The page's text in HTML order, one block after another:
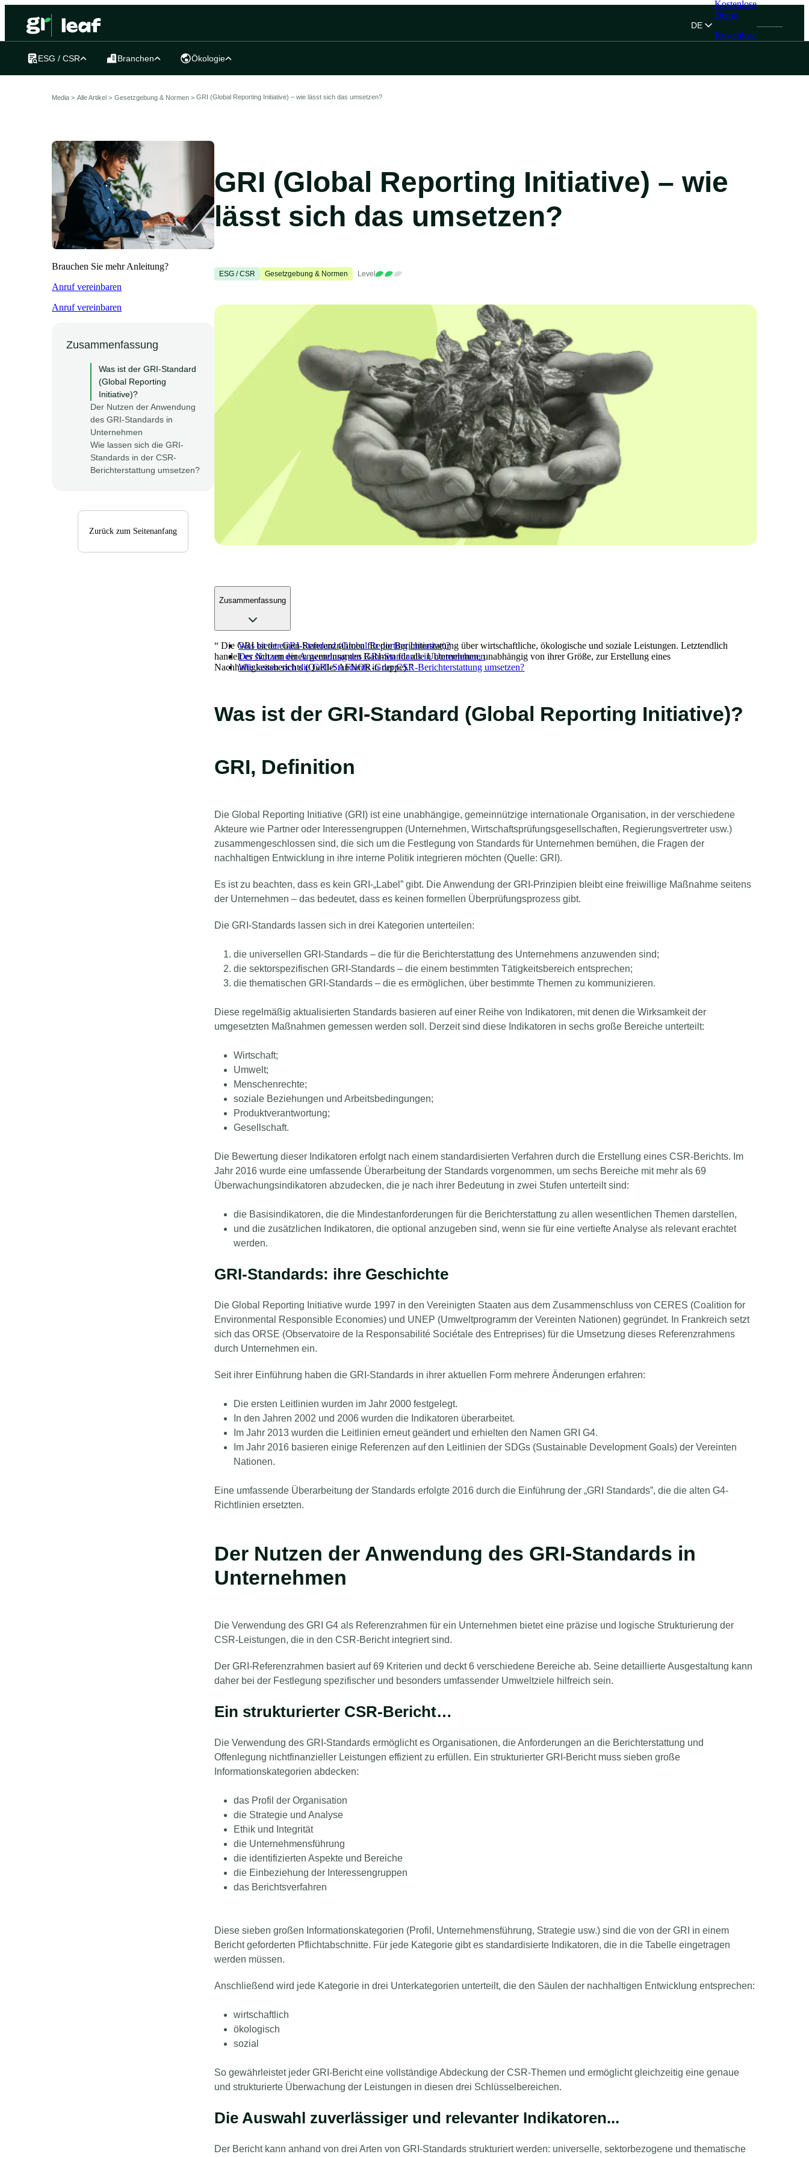
DE
Kostenlose
Demo
Kostenlose
ESG / CSR Branchen Ökologie
Media > Alle Artikel > Gesetzgebung & Normen > GRI (Global Reporting Initiative) – wie lässt sich das umsetzen?
Brauchen Sie mehr Anleitung?
Anruf vereinbaren
Anruf vereinbaren
Zusammenfassung
Was ist der GRI-Standard
(Global Reporting
Initiative)?
Der Nutzen der Anwendung
des GRI-Standards in
Unternehmen
Wie lassen sich die GRI-
Standards in der CSR-
Berichterstattung umsetzen?
Zurück zum Seitenanfang
GRI (Global Reporting Initiative) – wie
lässt sich das umsetzen?
ESG / CSR Gesetzgebung & Normen Level
Zusammenfassung
Was ist der GRI-Standard (Global Reporting Initiative)?
Der Nutzen der Anwendung des GRI-Standards in Unternehmen
Wie lassen sich die GRI-Standards in der CSR-Berichterstattung umsetzen?
“ Die GRI bietet einen Referenzrahmen für die Berichterstattung über wirtschaftliche, ökologische und soziale Leistungen. Letztendlich
handelt es sich um einen gemeinsamen Rahmen für alle Unternehmen, unabhängig von ihrer Größe, zur Erstellung eines
Nachhaltigkeitsberichts (Quelle: AFNOR-Gruppe).”
Was ist der GRI-Standard (Global Reporting Initiative)?
GRI, Definition
Die Global Reporting Initiative (GRI) ist eine unabhängige, gemeinnützige internationale Organisation, in der verschiedene
Akteure wie Partner oder Interessengruppen (Unternehmen, Wirtschaftsprüfungsgesellschaften, Regierungsvertreter usw.)
zusammengeschlossen sind, die sich um die Festlegung von Standards für Unternehmen bemühen, die Fragen der
nachhaltigen Entwicklung in ihre interne Politik integrieren möchten (Quelle: GRI).
Es ist zu beachten, dass es kein GRI-„Label” gibt. Die Anwendung der GRI-Prinzipien bleibt eine freiwillige Maßnahme seitens
der Unternehmen – das bedeutet, dass es keinen formellen Überprüfungsprozess gibt.
Die GRI-Standards lassen sich in drei Kategorien unterteilen:
die universellen GRI-Standards – die für die Berichterstattung des Unternehmens anzuwenden sind;
die sektorspezifischen GRI-Standards – die einem bestimmten Tätigkeitsbereich entsprechen;
die thematischen GRI-Standards – die es ermöglichen, über bestimmte Themen zu kommunizieren.
Diese regelmäßig aktualisierten Standards basieren auf einer Reihe von Indikatoren, mit denen die Wirksamkeit der
umgesetzten Maßnahmen gemessen werden soll. Derzeit sind diese Indikatoren in sechs große Bereiche unterteilt:
Wirtschaft;
Umwelt;
Menschenrechte;
soziale Beziehungen und Arbeitsbedingungen;
Produktverantwortung;
Gesellschaft.
Die Bewertung dieser Indikatoren erfolgt nach einem standardisierten Verfahren durch die Erstellung eines CSR-Berichts. Im
Jahr 2016 wurde eine umfassende Überarbeitung der Standards vorgenommen, um sechs Bereiche mit mehr als 69
Überwachungsindikatoren abzudecken, die je nach ihrer Bedeutung in zwei Stufen unterteilt sind:
die Basisindikatoren, die die Mindestanforderungen für die Berichterstattung zu allen wesentlichen Themen darstellen,
und die zusätzlichen Indikatoren, die optional anzugeben sind, wenn sie für eine vertiefte Analyse als relevant erachtet
werden.
GRI-Standards: ihre Geschichte
Die Global Reporting Initiative wurde 1997 in den Vereinigten Staaten aus dem Zusammenschluss von CERES (Coalition for
Environmental Responsible Economies) und UNEP (Umweltprogramm der Vereinten Nationen) gegründet. In Frankreich setzt
sich das ORSE (Observatoire de la Responsabilité Sociétale des Entreprises) für die Umsetzung dieses Referenzrahmens
durch Unternehmen ein.
Seit ihrer Einführung haben die GRI-Standards in ihrer aktuellen Form mehrere Änderungen erfahren:
Die ersten Leitlinien wurden im Jahr 2000 festgelegt.
In den Jahren 2002 und 2006 wurden die Indikatoren überarbeitet.
Im Jahr 2013 wurden die Leitlinien erneut geändert und erhielten den Namen GRI G4.
Im Jahr 2016 basieren einige Referenzen auf den Leitlinien der SDGs (Sustainable Development Goals) der Vereinten
Nationen.
Eine umfassende Überarbeitung der Standards erfolgte 2016 durch die Einführung der „GRI Standards”, die die alten G4-
Richtlinien ersetzten.
Der Nutzen der Anwendung des GRI-Standards in
Unternehmen
Die Verwendung des GRI G4 als Referenzrahmen für ein Unternehmen bietet eine präzise und logische Strukturierung der
CSR-Leistungen, die in den CSR-Bericht integriert sind.
Der GRI-Referenzrahmen basiert auf 69 Kriterien und deckt 6 verschiedene Bereiche ab. Seine detaillierte Ausgestaltung kann
daher bei der Festlegung spezifischer und besonders umfassender Umweltziele hilfreich sein.
Ein strukturierter CSR-Bericht…
Die Verwendung des GRI-Standards ermöglicht es Organisationen, die Anforderungen an die Berichterstattung und
Offenlegung nichtfinanzieller Leistungen effizient zu erfüllen. Ein strukturierter GRI-Bericht muss sieben große
Informationskategorien abdecken:
das Profil der Organisation
die Strategie und Analyse
Ethik und Integrität
die Unternehmensführung
die identifizierten Aspekte und Bereiche
die Einbeziehung der Interessengruppen
das Berichtsverfahren
Diese sieben großen Informationskategorien (Profil, Unternehmensführung, Strategie usw.) sind die von der GRI in einem
Bericht geforderten Pflichtabschnitte. Für jede Kategorie gibt es standardisierte Indikatoren, die in die Tabelle eingetragen
werden müssen.
Anschließend wird jede Kategorie in drei Unterkategorien unterteilt, die den Säulen der nachhaltigen Entwicklung entsprechen:
wirtschaftlich
ökologisch
sozial
So gewährleistet jeder GRI-Bericht eine vollständige Abdeckung der CSR-Themen und ermöglicht gleichzeitig eine genaue
und strukturierte Überwachung der Leistungen in diesen drei Schlüsselbereichen.
Die Auswahl zuverlässiger und relevanter Indikatoren...
Der Bericht kann anhand von drei Arten von GRI-Standards strukturiert werden: universelle, sektorbezogene und thematische